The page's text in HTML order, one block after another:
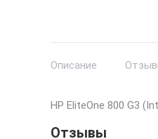
Описание
HP EliteOne 800 G3
Отзывы